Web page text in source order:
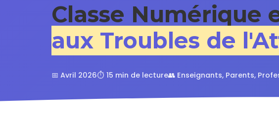
Classe Numérique
aux Troubles de
📅 Avril 2026⏱️ 15 min de lecture👥 Enseignants, Parents,